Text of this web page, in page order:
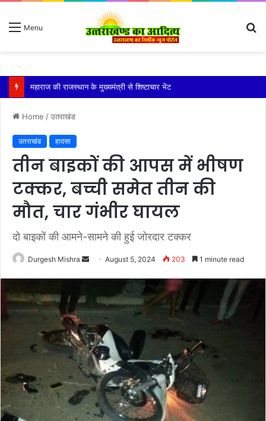
Menu
Home /उतराखंड
उतराखंड हादसा
तीन बाइकों की आपस में भीषण
टक्कर, बच्ची समेत तीन की
मौत, चार गंभीर घायल
दो बाइकों की आमने-सामने की हुई जोरदार टक्कर
Durgesh Mishra
Send August 5, 2024 203 1 minute read